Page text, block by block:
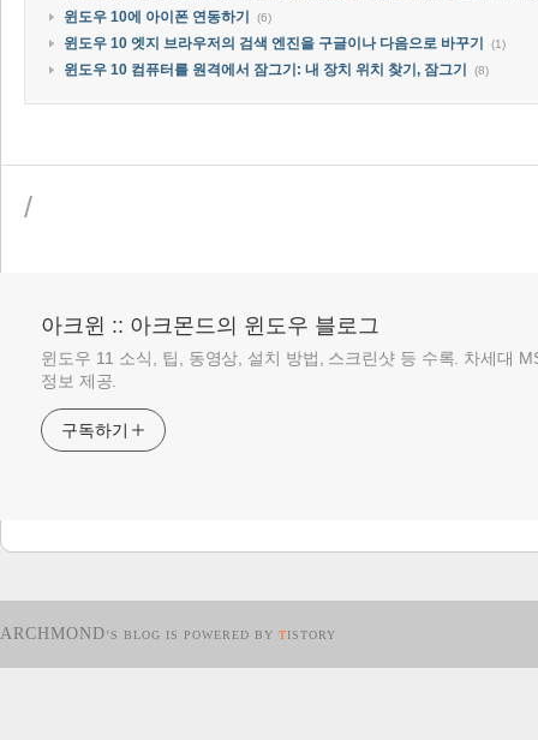
윈도우 10에 아이폰 연동하기
(6)
윈도우 10 엣지 브라우저의 검색 엔진을 구글이나 다음으로 바꾸기 (1)
윈도우 10 컴퓨터를 원격에서 잠그기: 내 장치 위치 찾기, 잠그기 (8)
/
아크윈 :: 아크몬드의 윈도우 블로그
윈도우 11 소식, 팁, 동영상, 설치 방법, 스크린샷 등 수록. 차세대
정보 제공.
구독하기
ARCHMOND’S BLOG IS POWERED BY TISTORY